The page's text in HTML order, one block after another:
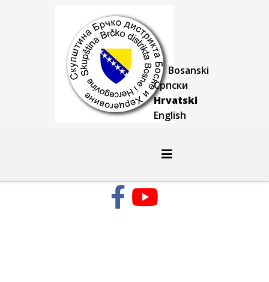
Bosanski
Српски
Hrvatski
English